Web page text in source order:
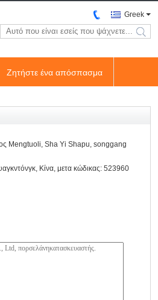
Greek
search
Ζητήστε ένα απόσπασμα
Mengtuoli, Sha Yi Shapu, songgang
Κίνα, μετα κώδικας: 523960